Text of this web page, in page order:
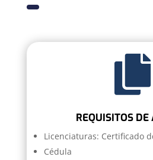

REQUISITOS DE
Licenciaturas: Certificado
Cédula